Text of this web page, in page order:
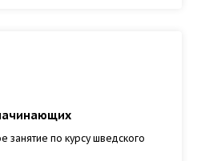
занятие по курсу шведского